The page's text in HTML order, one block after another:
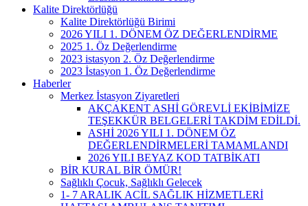
Kalite Direktörlüğü
Kalite Direktörlüğü Birimi
2026 YILI 1. DÖNEM ÖZ DEĞERLENDİRME
2025 1. Öz Değerlendirme
2023 istasyon 2. Öz Değerlendirme
2023 İstasyon 1. Öz Değerlendirme
Haberler
Merkez İstasyon Ziyaretleri
AKÇAKENT ASHİ GÖREVLİ EKİBİMİZE
TEŞEKKÜR BELGELERİ TAKDİM EDİLDİ.
ASHİ 2026 YILI 1. DÖNEM ÖZ
DEĞERLENDİRMELERİ TAMAMLANDI
2026 YILI BEYAZ KOD TATBİKATI
BİR KURAL BİR ÖMÜR!
Sağlıklı Çocuk, Sağlıklı Gelecek
1- 7 ARALIK ACİL SAĞLIK HİZMETLERİ